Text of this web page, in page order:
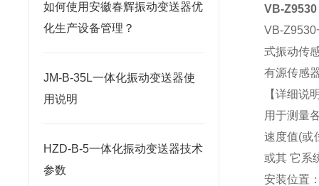
如何使用安徽春辉振动变送器优
化生产设备管理？
JM-B-35L一体化振动变送器使
用说明
HZD-B-5一体化振动变送器技术
参数
VB-
VB-
式振动传
有源传感
【详细说
用于测量
速度值(或
或其 它系
安装位置